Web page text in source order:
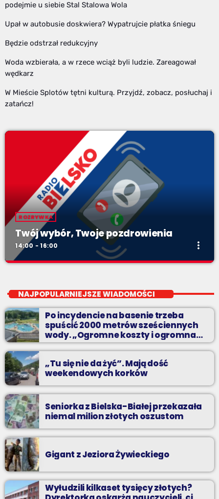
podejmie u siebie Stal Stalowa Wola
Upał w autobusie doskwiera? Wypatrujcie płatka śniegu
Będzie odstrzał redukcyjny
Woda wzbierała, a w rzece wciąż byli ludzie. Zareagował
wędkarz
W Mieście Splotów tętni kulturą. Przyjdź, zobacz, posłuchaj i
zatańcz!
ROZRYWKA
Twój wybór, Twoje pozdrowienia
14:00 - 16:00 more_vert
Zadzwoń do nas, wybierz jedną z dwóch muzycznych
propozycji i pozdrów bliskich na żywo w Radiu BIELSKO.
NAJPOPULARNIEJSZE WIADOMOŚCI
Po incydencie na basenie trzeba
spuścić 2000 metrów sześciennych
wody. „Ogromne koszty i ogromna
praca”
„Tu się nie da żyć”. Mają dość
weekendowych korków
Seniorka z Bielska-Białej przekazała
niemal milion złotych oszustom
Gigant z Jeziora Żywieckiego
Wyłudzili kilkaset tysięcy złotych?